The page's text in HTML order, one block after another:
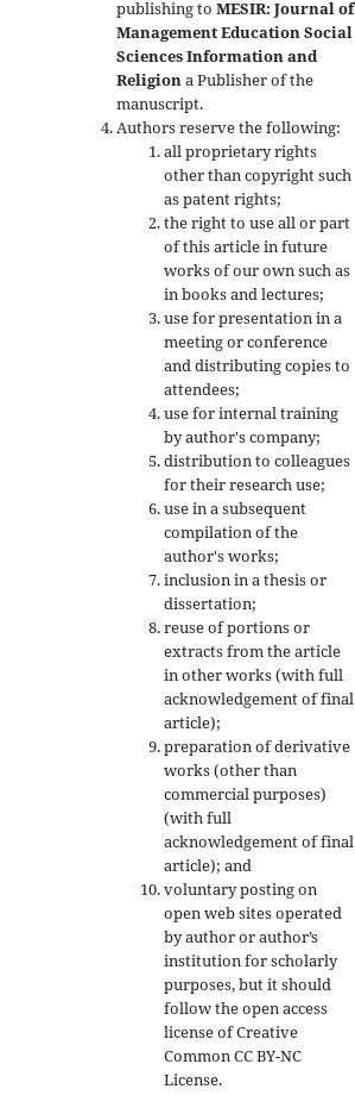
publishing to MESIR: Journal of
Management Education Social
Sciences Information and
Religiona Publisher of the
manuscript.
Authors reserve the following:
all proprietary rights
other than copyright such
as patent rights;
the right to use all or part
of this article in future
works of our own such as
in books and lectures;
use for presentation in a
meeting or conference
and distributing copies to
attendees;
use for internal training
by author's company;
distribution to colleagues
for their research use;
use in a subsequent
compilation of the
author's works;
inclusion in a thesis or
dissertation;
reuse of portions or
extracts from the article
in other works (with full
acknowledgement of final
article);
preparation of derivative
works (other than
commercial purposes)
(with full
acknowledgement of final
article); and
voluntary posting on
open web sites operated
by author or author’s
institution for scholarly
purposes, but it should
follow the open access
license of Creative
Common CC BY-NC
License.